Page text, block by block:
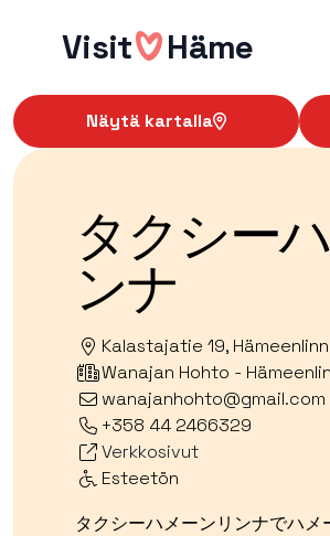
sisältöönVisit Häme
Näytä kartalla
タクシー
ンナ
Kalastajatie 19,
Wanajan Hohto -
wanajanhohto@gmail.com
+358 44 2466329
Verkkosivut
Esteetön
タクシーハメーンリンナでハメ